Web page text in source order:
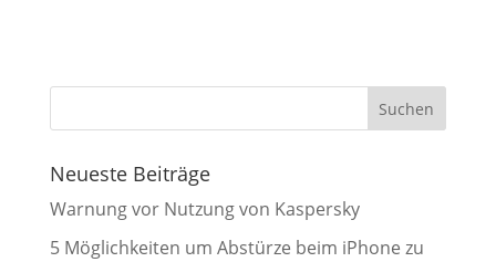
Neueste Beiträge
Warnung vor Nutzung von Kaspersky
5 Möglichkeiten um Abstürze beim iPhone zu